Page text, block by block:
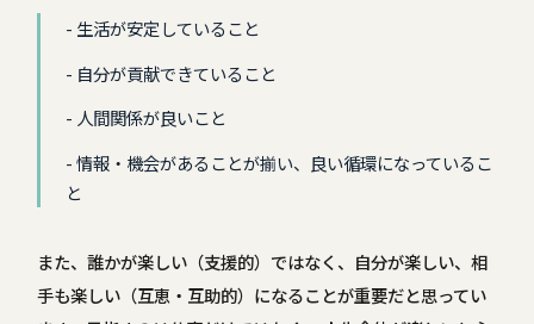
生活が安定していること
自分が貢献できていること
人間関係が良いこと
情報・機会があることが揃い、良い循環になっているこ
と
また、誰かが楽しい（支援的）ではなく、自分が楽しい、相
手も楽しい（互恵・互助的）になることが重要だと思ってい